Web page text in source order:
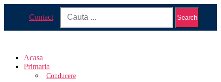
Contact Search
Acasa
Primaria
Conducere